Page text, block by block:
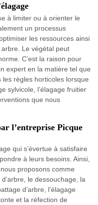
à limiter ou à orienter le
un processus
les ressources ainsi
Le végétal peut
C’est la raison pour
expert en la matière tel que
règles horticoles lorsque
sylvicole, l’élagage fruitier
que nous
l’entreprise Picque
qui s’évertue à satisfaire
à leurs besoins. Ainsi,
proposons comme
le dessouchage, la
d’arbre, l’élagage
et la réfection de